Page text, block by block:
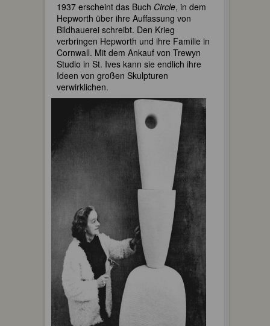
1937 erscheint das Buch Circle, in dem
Hepworth über ihre Auffassung von
Bildhauerei schreibt. Den Krieg
verbringen Hepworth und ihre Familie in
Cornwall. Mit dem Ankauf von Trewyn
Studio in St. Ives kann sie endlich ihre
Ideen von großen Skulpturen
verwirklichen.